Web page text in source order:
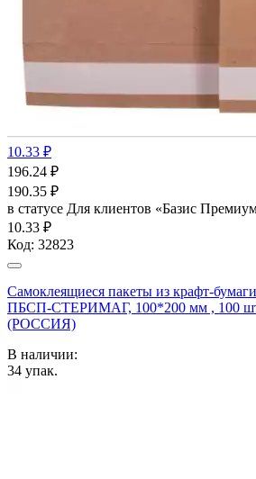
10.33 ₽
196.24 ₽
190.35 ₽
в статусе Для клиентов «Базис
10.33 ₽
Код: 32823
Самоклеящиеся пакеты из крафт-
ПБСП-СТЕРИМАГ, 100*200 мм , 100
(РОССИЯ)
В наличии:
34 упак.